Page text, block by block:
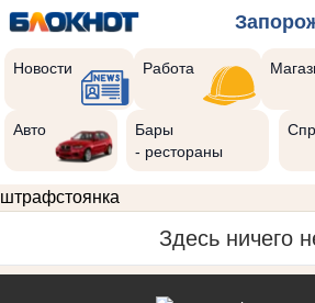
Новости Работа
Авто
Бары
- рестораны
штрафстоянка
Здесь ничего